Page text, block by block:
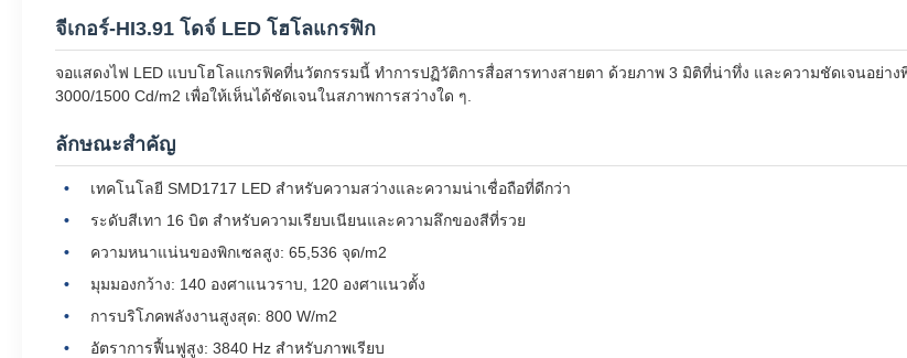
จีเกอร์-HI3.91 โดจ์ LED โฮโลแกรฟิก
จอแสดงไฟ LED แบบโฮโลแกรฟิคที่นวัตกรรมนี้ ทําการปฏิวัติการสื่อสารทางสายตา ด้วยภาพ 3 มิติที่น่าทึ่ง และความชัดเจนอย่
3000/1500 Cd/m2 เพื่อให้เห็นได้ชัดเจนในสภาพการสว่างใด ๆ.
ลักษณะสําคัญ
เทคโนโลยี SMD1717 LED สําหรับความสว่างและความน่าเชื่อถือที่ดีกว่า
ระดับสีเทา 16 บิต สําหรับความเรียบเนียนและความลึกของสีที่รวย
ความหนาแน่นของพิกเซลสูง: 65,536 จุด/m2
มุมมองกว้าง: 140 องศาแนวราบ, 120 องศาแนวตั้ง
การบริโภคพลังงานสูงสุด: 800 W/m2
อัตราการฟื้นฟูสูง: 3840 Hz สําหรับภาพเรียบ